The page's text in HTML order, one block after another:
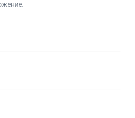
Р ИСО 9001-2015 (ISO 9001-2015)